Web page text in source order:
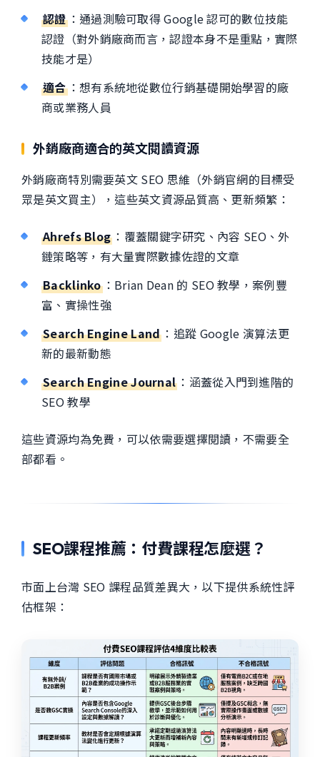
認證：通過測驗可取得 Google 認可的數位技能
認證（對外銷廠商而言，認證本身不是重點，實際
技能才是）
適合：想有系統地從數位行銷基礎開始學習的廠
商或業務人員
外銷廠商適合的英文閱讀資源
外銷廠商特別需要英文 SEO 思維（外銷官網的目標受
眾是英文買主），這些英文資源品質高、更新頻繁：
Ahrefs Blog ：覆蓋關鍵字研究、內容 SEO、外
鏈策略等，有大量實際數據佐證的文章
Backlinko：Brian Dean 的 SEO 教學，案例豐
富、實操性強
Search Engine Land ：追蹤 Google 演算法更
新的最新動態
Search Engine Journal ：涵蓋從入門到進階的
SEO 教學
這些資源均為免費，可以依需要選擇閱讀，不需要全
部都看。
SEO課程推薦：付費課程怎麼選？
市面上台灣 SEO 課程品質差異大，以下提供系統性評
估框架：